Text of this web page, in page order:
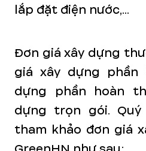
lắp đặt điện nước,...
Đơn giá xây dựng
giá xây dựng
dựng phần hoàn
dựng trọn gói.
tham khảo đơn giá